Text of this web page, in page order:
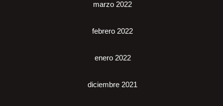
marzo 2022
febrero 2022
enero 2022
diciembre 2021